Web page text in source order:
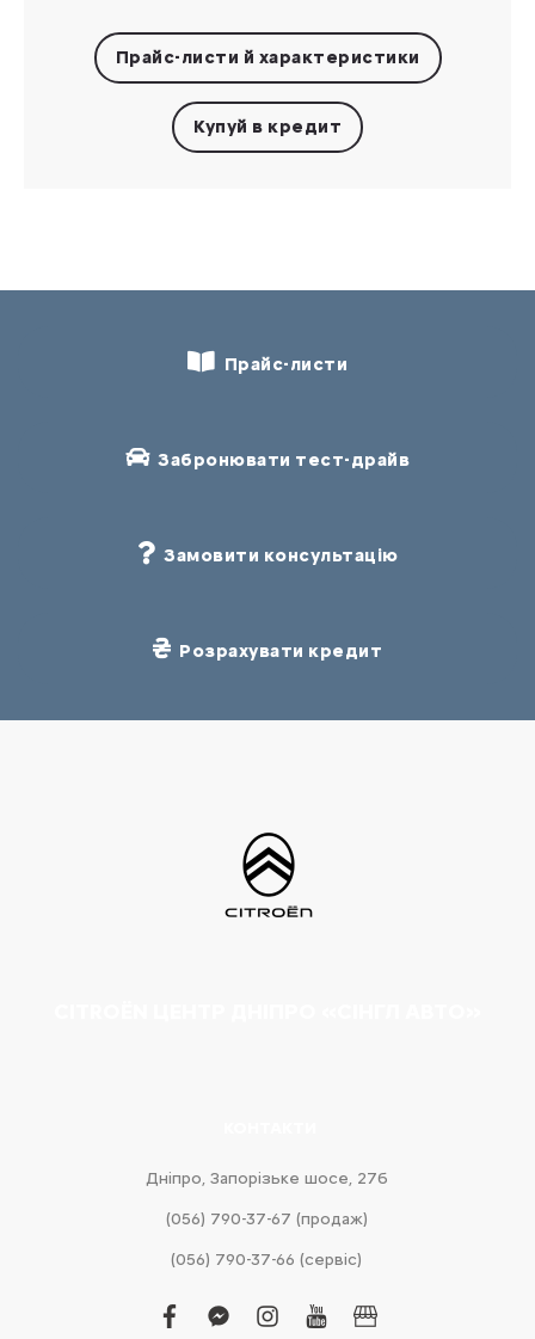
Прайс-листи й характеристики
Купуй в кредит
Прайс-листи
Забронювати тест-драйв
Замовити консультацію
Розрахувати кредит
Дніпро, Запорізьке шосе, 27б
(056) 790-37-67 (продаж)
(056) 790-37-66 (сервіс)
facebook
facebook-
instagram
youtubebusiness